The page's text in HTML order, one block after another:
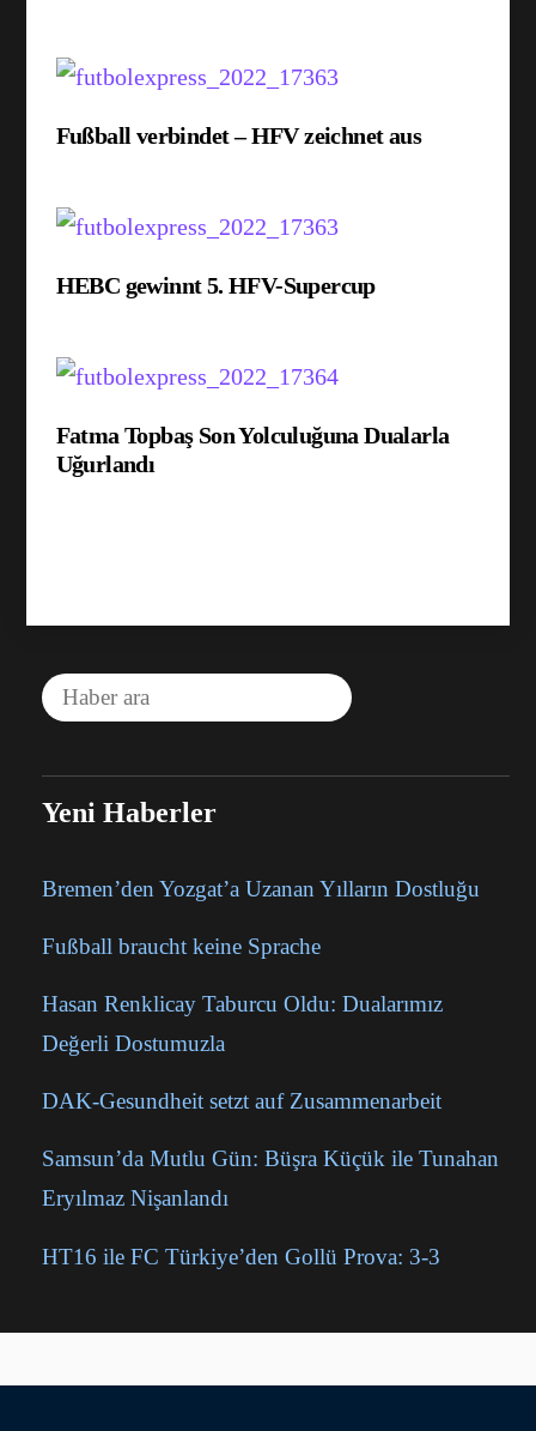
Fußball verbindet – HFV zeichnet aus
HEBC gewinnt 5. HFV-Supercup
Fatma Topbaş Son Yolculuğuna Dualarla
Uğurlandı
Yeni Haberler
Bremen’den Yozgat’a Uzanan Yılların Dostluğu
Fußball braucht keine Sprache
Hasan Renklicay Taburcu Oldu: Dualarımız
Değerli Dostumuzla
DAK-Gesundheit setzt auf Zusammenarbeit
Samsun’da Mutlu Gün: Büşra Küçük ile Tunahan
Eryılmaz Nişanlandı
HT16 ile FC Türkiye’den Gollü Prova: 3-3